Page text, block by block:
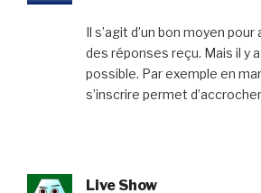
Il s’agit d’un bon moyen
des réponses reçu. Mais il y
possible. Par exemple en
s’inscrire permet
Live Show